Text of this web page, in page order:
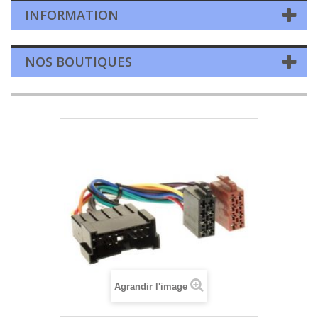
INFORMATION
NOS BOUTIQUES
Agrandir l'image